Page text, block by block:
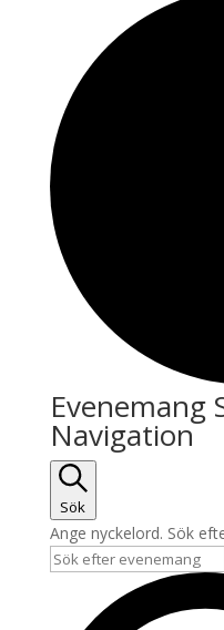
Evenemang
Navigation
Sök
Ange nyckelord. Sök